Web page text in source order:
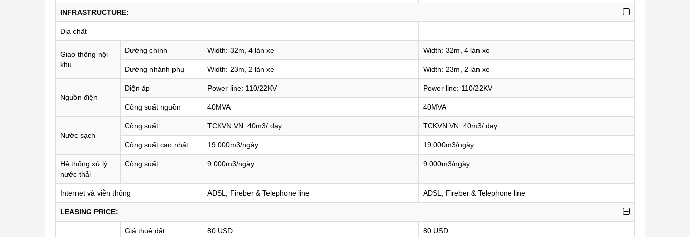
INFRASTRUCTURE:
Địa chất
Giao thông nội
khu
Đường chính Width: 32m, 4 làn xe Width: 32m, 4 làn xe
Đường nhánh phụ Width: 23m, 2 làn xe Width: 23m, 2 làn xe
Nguồn điện
Điện áp Power line: 110/22KV Power line: 110/22KV
Công suất nguồn 40MVA 40MVA
Nước sạch
Công suất TCKVN VN: 40m3/ day TCKVN VN: 40m3/ day
Công suất cao nhất 19.000m3/ngày 19.000m3/ngày
Hệ thống xử lý
nước thải
Công suất 9.000m3/ngày 9.000m3/ngày
Internet và viễn thông ADSL, Fireber & Telephone line ADSL, Fireber & Telephone line
LEASING PRICE:
Giá thuê đất 80 USD 80 USD